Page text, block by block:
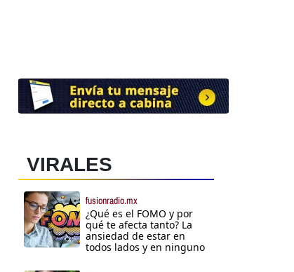
VIRALES
fusionradio.mx
¿Qué es el FOMO y por
qué te afecta tanto? La
ansiedad de estar en
todos lados y en ninguno